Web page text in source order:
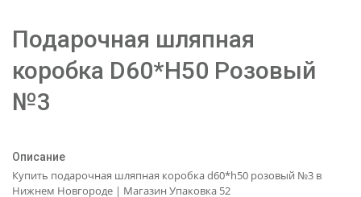
Подарочная шляпная
коробка D60*H50 Розовый
№3
Описание
Купить подарочная шляпная коробка d60*h50 розовый №3 в
Нижнем Новгороде | Магазин Упаковка 52